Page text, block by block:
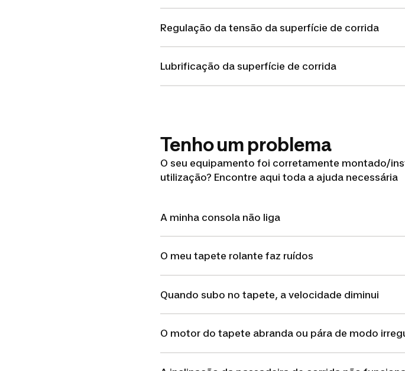
Regulação da tensão da superfície de corrida
Lubrificação da superfície de corrida
Tenho um problema
O seu equipamento foi corretamente montado/
utilização? Encontre aqui toda a ajuda necessária
A minha consola não liga
O meu tapete rolante faz ruídos
Quando subo no tapete, a velocidade diminui
O motor do tapete abranda ou pára de modo